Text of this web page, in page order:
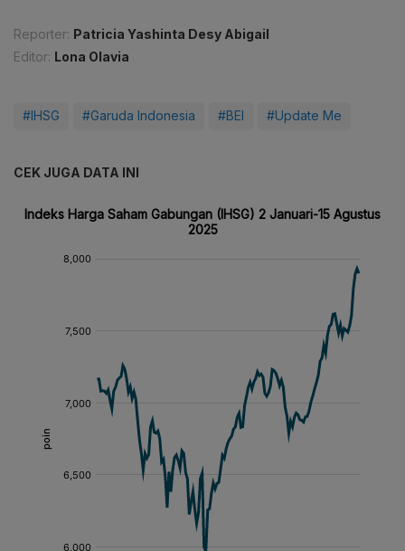
Reporter: Patricia Yashinta Desy Abigail
Editor: Lona Olavia
#IHSG #Garuda Indonesia #BEI #Update Me
CEK JUGA DATA INI